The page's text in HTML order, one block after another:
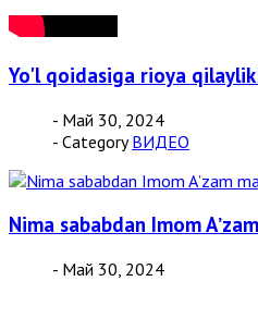
Yo'l qoidasiga rioya
- Май 30, 2024
- Category ВИДЕО
Nima sababdan Imom
- Май 30, 2024